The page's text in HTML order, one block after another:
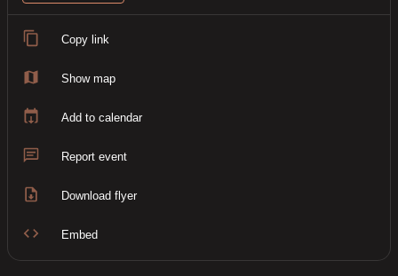
Copy link
Show map
Add to calendar
Report event
Download flyer
Embed